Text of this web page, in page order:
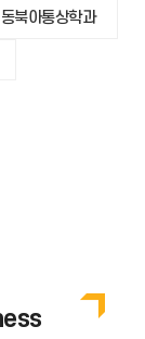
동북아통상학과